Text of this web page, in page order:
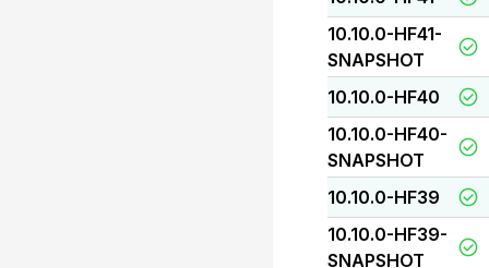
10.10.0-HF41-
SNAPSHOT
10.10.0-HF40
10.10.0-HF40-
SNAPSHOT
10.10.0-HF39
10.10.0-HF39-
SNAPSHOT